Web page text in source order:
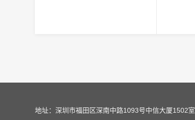
地址：深圳市福田区深南中路1093号中信大厦1502室